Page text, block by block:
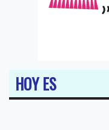
HOY ES